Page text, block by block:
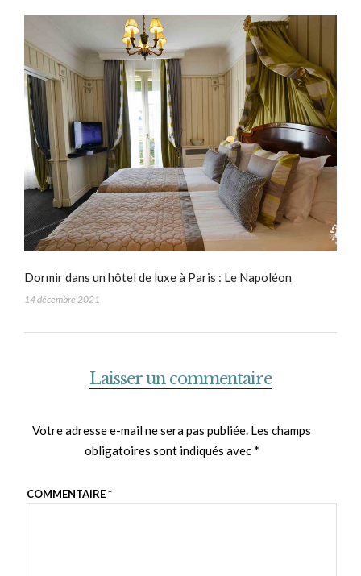
Dormir dans un hôtel de luxe à Paris : Le Napoléon
14 décembre 2021
Laisser un commentaire
Votre adresse e-mail ne sera pas publiée. Les champs
obligatoires sont indiqués avec *
COMMENTAIRE*